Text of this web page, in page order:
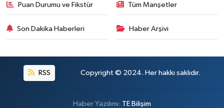
Puan Durumu ve Fikstür Tüm Manşetler
Son Dakika Haberleri Haber Arşivi
RSS Copyright © 2024. Her hakkı saklıdır.
Haber Yazılımı: TE Bilişim